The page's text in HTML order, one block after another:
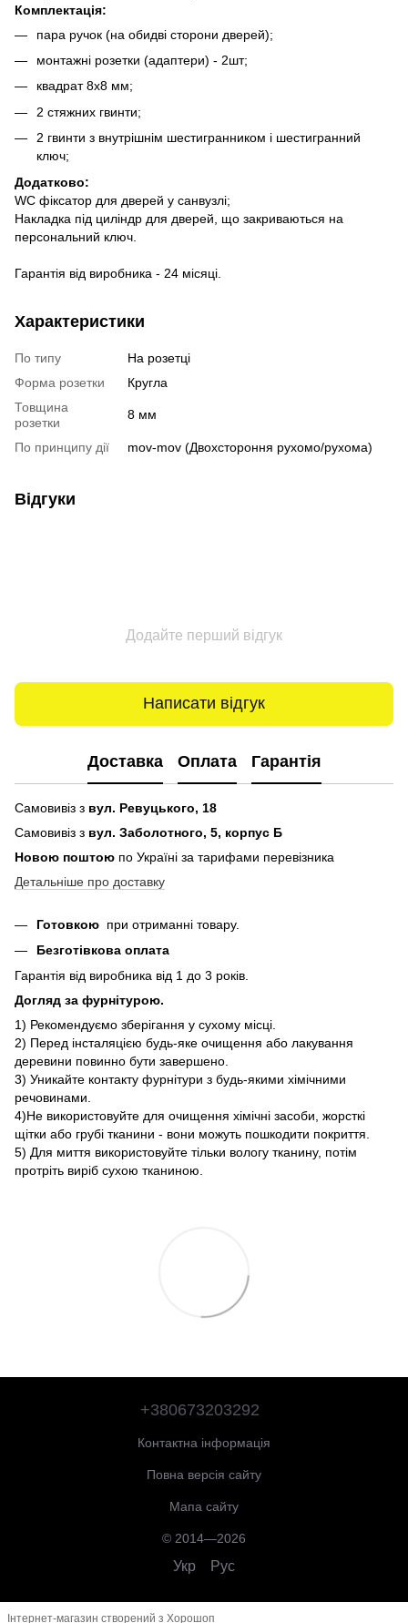
Комплектація:
пара ручок (на обидві сторони дверей);
монтажні розетки (адаптери) - 2шт;
квадрат 8х8 мм;
2 стяжних гвинти;
2 гвинти з внутрішнім шестигранником і шестигранний
ключ;
Додатково:
WC фіксатор для дверей у санвузлі;
Накладка під циліндр для дверей, що закриваються на
персональний ключ.
Гарантія від виробника - 24 місяці.
Характеристики
По типу
На розетці
Форма розетки
Кругла
Товщина
розетки
8 мм
По принципу дії mov-mov (Двохстороння рухомо/рухома)
Відгуки
Додайте перший відгук
Написати відгук
Доставка Оплата Гарантія
Самовивіз з вул. Ревуцького, 18
Самовивіз з вул. Заболотного, 5, корпус Б
Новою поштою по Україні за тарифами перевізника
Детальніше про доставку
Готовкою при отриманні товару.
Безготівкова оплата
Гарантія від виробника від 1 до 3 років.
Догляд за фурнітурою.
1) Рекомендуємо зберігання у сухому місці.
2) Перед інсталяцією будь-яке очищення або лакування
деревини повинно бути завершено.
3) Уникайте контакту фурнітури з будь-якими хімічними
речовинами.
4)Не використовуйте для очищення хімічні засоби, жорсткі
щітки або грубі тканини - вони можуть пошкодити покриття.
5) Для миття використовуйте тільки вологу тканину, потім
протріть виріб сухою тканиною.
+380673203292
Контактна інформація
Повна версія сайту
Мапа сайту
© 2014—2026
Укр Рус
Інтернет-магазин створений з Хорошоп